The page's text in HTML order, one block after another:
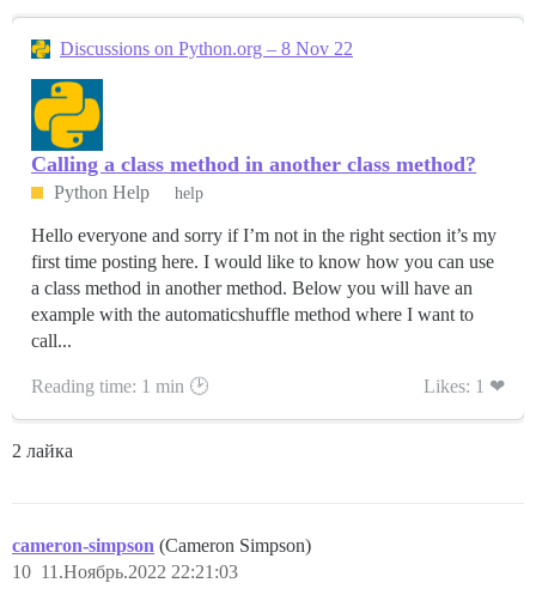
Discussions on Python.org – 8 Nov 22
Calling a class method in another class method?
Python Help help
Hello everyone and sorry if I’m not in the right section it’s my
first time posting here. I would like to know how you can use
a class method in another method. Below you will have an
example with the automaticshuffle method where I want to
call...
Reading time: 1 min 🕑 Likes: 1 ❤
2 лайка
cameron-simpson (Cameron Simpson)
11.Ноябрь.2022 22:21:03
10